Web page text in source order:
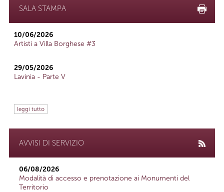
SALA STAMPA
10/06/2026
Artisti a Villa Borghese #3
29/05/2026
Lavinia - Parte V
leggi tutto
AVVISI DI SERVIZIO
06/08/2026
Modalità di accesso e prenotazione ai Monumenti del
Territorio